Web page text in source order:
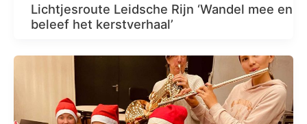
Lichtjesroute Leidsche Rijn ‘Wandel mee en
beleef het kerstverhaal’